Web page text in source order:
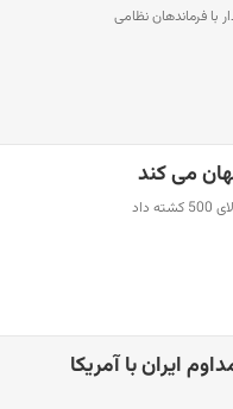
با فرماندهان نظامی
ایران با آمریکا